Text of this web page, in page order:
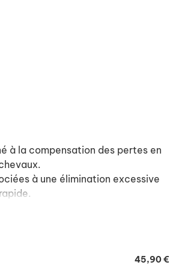
à la compensation des pertes en
à une élimination excessive
assimilables, ce qui en permet
45,90 €